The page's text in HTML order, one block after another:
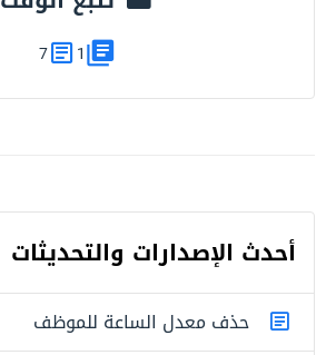
1
7
أحدث اﻹصدارات والتحديثات
حذف معدل الساعة للموظف